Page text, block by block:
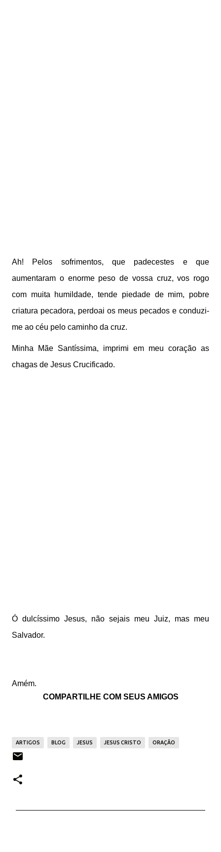
Ah! Pelos sofrimentos, que padecestes e que
aumentaram o enorme peso de vossa cruz,vos rogo
com muita humildade, tende piedade de mim, pobre
criatura pecadora, perdoai os meus pecados e conduzi-
me ao céu pelo caminho da cruz.
Minha Mãe Santíssima, imprimi em meu coração as
chagas de Jesus Crucificado.
Ó dulcíssimo Jesus, não sejais meu Juiz, mas meu
Salvador.
Amém.
COMPARTILHE COM SEUS AMIGOS
ARTIGOS BLOG JESUS JESUS CRISTO ORAÇÃO